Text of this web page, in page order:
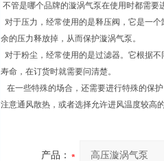
不管是哪个品牌的漩涡气泵在使用时都需要
对于压力，经常使用的是释压阀，它是一
余的压力释放掉，从而保护漩涡气泵。
对于粉尘，经常使用的是过滤器。它根据
寿命，在订货时就需要问清楚。
在一些特殊的场合，还需要进行特殊的保
注意通风散热，或者选择允许进风温度较高的
产品：